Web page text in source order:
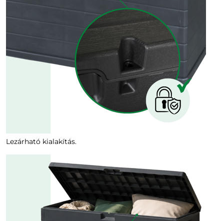
Lezárható kialakítás.